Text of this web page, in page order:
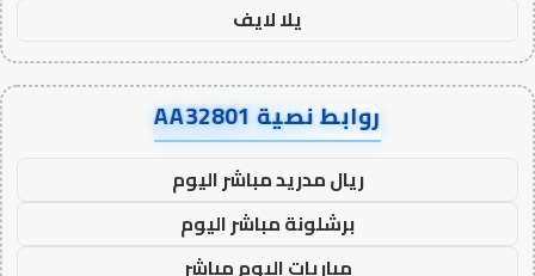
يلا لايف
روابط نصية AA32801
ريال مدريد مباشر اليوم
برشلونة مباشر اليوم
مباريات اليوم مباشر